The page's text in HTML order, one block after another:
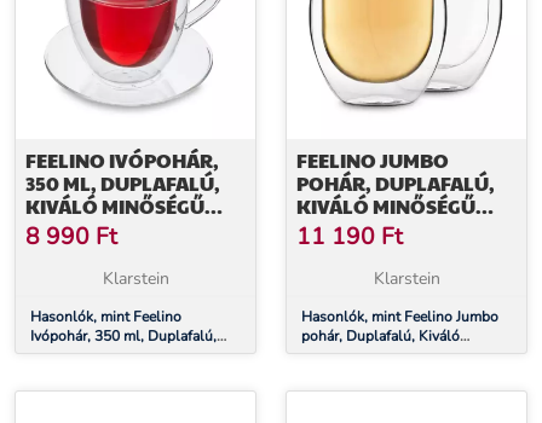
FEELINO IVÓPOHÁR,
350 ML, DUPLAFALÚ,
KIVÁLÓ MINŐSÉGŰ
BOROSZILIKÁT ÜVEG,
EGYEDI
8 990 Ft
Klarstein
Hasonlók, mint Feelino
Ivópohár, 350 ml, Duplafalú,
Kiváló minőségű boroszilikát
FEELINO JUMBO
POHÁR, DUPLAFALÚ,
KIVÁLÓ MINŐSÉGŰ
BOROSZILIKÁT ÜVEG, 2
X 410 ML, EGYEDI
11 190 Ft
Klarstein
Hasonlók, mint Feelino Jumbo
pohár, Duplafalú, Kiváló
minőségű boroszilikát üveg, 2 x